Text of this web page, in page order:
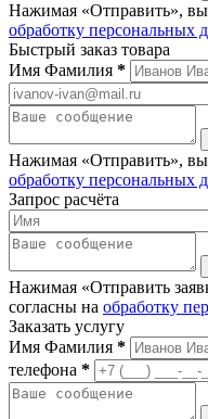
Нажимая «Отправить», вы
обработку персональных
Быстрый заказ товара
Имя Фамилия *
Нажимая «Отправить», вы
обработку персональных
Запрос расчёта
Нажимая «Отправить
согласны на обработку
Заказать услугу
Имя Фамилия *
телефона *